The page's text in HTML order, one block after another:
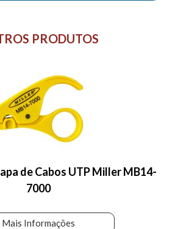
PRODUTOS
de Cabos UTP Miller MB14-
7000
Mais Informações